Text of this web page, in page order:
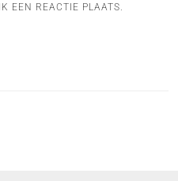
EEN REACTIE PLAATS.